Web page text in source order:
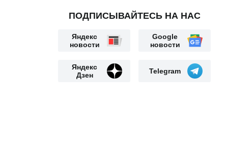
ПОДПИСЫВАЙТЕСЬ НА НАС
Яндекс
новости
Google
новости
Яндекс
Дзен
Telegram